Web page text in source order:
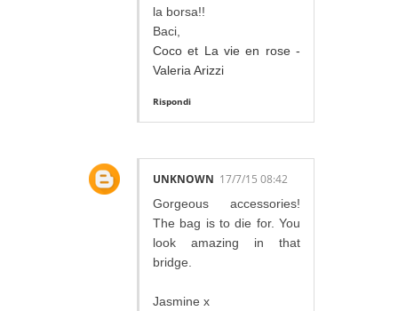
la borsa!!
Baci,
Coco et La vie en rose -
Valeria Arizzi
Rispondi
UNKNOWN 17/7/15 08:42
Gorgeous accessories!
The bag is to die for. You
look amazing in that
bridge.
Jasmine x